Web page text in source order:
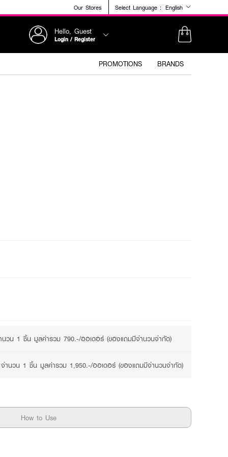
Our Stores Select Language : English
Hello, Guest
Login / Register
PROMOTIONS BRANDS
น 1 ชิ้น มูลค่ารวม 790.-/ออเดอร์ (ของแถมมีจำนวนจำกัด)
นวน 1 ชิ้น มูลค่ารวม 1,950.-/ออเดอร์ (ของแถมมีจำนวนจำกัด)
How to Use